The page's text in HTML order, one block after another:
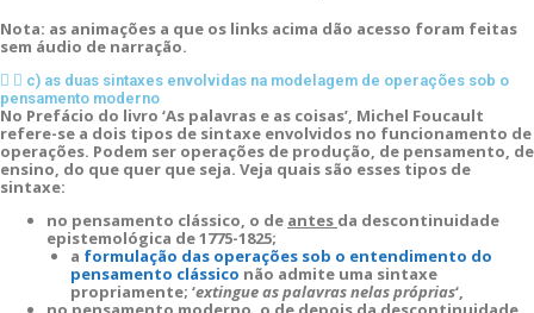
Nota: as animações a que os links acima dão acesso foram feitas
sem áudio de narração.
c) as duas sintaxes envolvidas na modelagem de operações sob o
pensamento moderno
No Prefácio do livro ‘As palavras e as coisas’, Michel Foucault
refere-se a dois tipos de sintaxe envolvidos no funcionamento de
operações. Podem ser operações de produção, de pensamento, de
ensino, do que quer que seja. Veja quais são esses tipos de
sintaxe:
no pensamento clássico, o de antes da descontinuidade
epistemológica de 1775-1825;
a formulação das operações sob o entendimento do
pensamento clássico não admite uma sintaxe
propriamente; ‘extingue as palavras nelas próprias‘,